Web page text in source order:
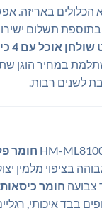
הכלולים באריזה.
בתוספת תשלום
אוכל עם 4 כיסאות מרופדים
במחיר הוגן
לשנים רבות.
חומר
בציפוי מלמין
חומר
בבד איכותי,